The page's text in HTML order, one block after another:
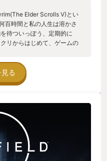
Elder Scrolls V)とい
百時間と私の人生は溶かさ
待ついっぽう、定期的に
リからはじめて、ゲームの
るのですが、気がつくと毎
っていたのは良い思い出で
の新作リリースと聞い
りました。 初めてプレイし
感。重々しくも崇高な
るフレーバーテキスト、ふ
を埋め尽くす武器、武器。
ってくれないNPC。それら
る